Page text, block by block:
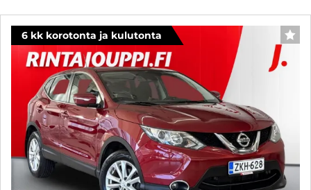
6 kk korotonta ja kulutonta